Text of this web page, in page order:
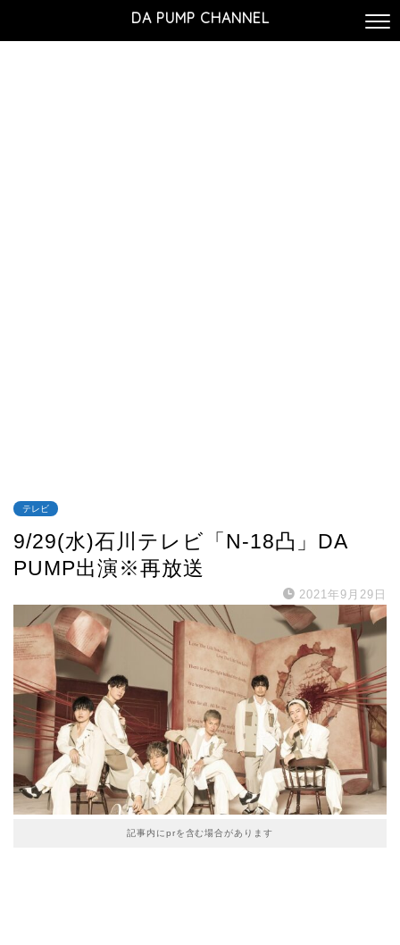
DA PUMP CHANNEL
テレビ
9/29(水)石川テレビ「N-18凸」DA
PUMP出演※再放送
2021年9月29日
記事内にprを含む場合があります